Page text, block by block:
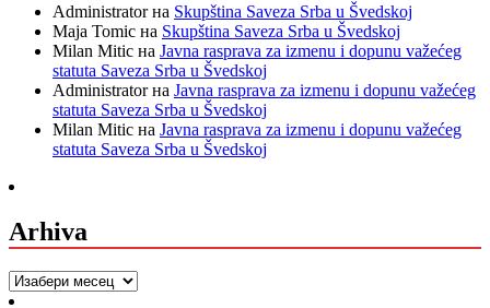
Administratorна Skupština Saveza Srba u Švedskoj
Maja Tomic на Skupština Saveza Srba u Švedskoj
Milan Mitic на Javna rasprava za izmenu i dopunu važećeg
statuta Saveza Srba u Švedskoj
Administratorна Javna rasprava za izmenu i dopunu važećeg
statuta Saveza Srba u Švedskoj
Milan Mitic на Javna rasprava za izmenu i dopunu važećeg
statuta Saveza Srba u Švedskoj
Arhiva
Arhiva